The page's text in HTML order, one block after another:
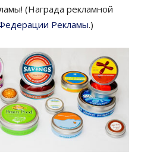
(Награда рекламной
Рекламы.)